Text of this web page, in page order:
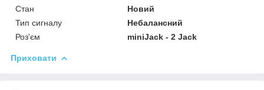
Стан
Новий
Тип сигналу
Небалансний
Роз'єм
miniJack - 2 Jack
Приховати